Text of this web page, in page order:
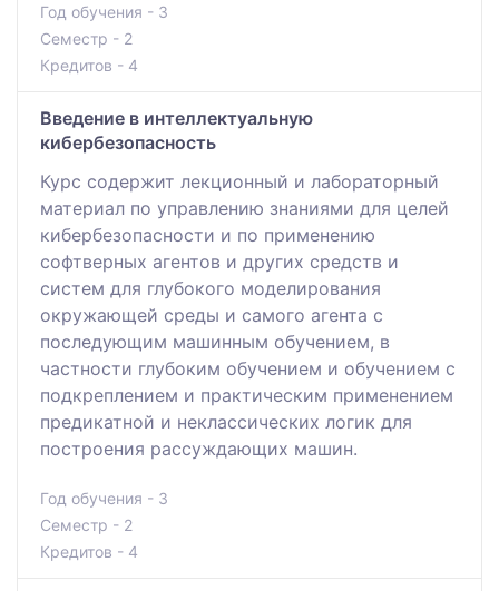
Год обучения - 3
Семестр - 2
Кредитов - 4
Введение в интеллектуальную
кибербезопасность
Курс содержит лекционный и лабораторный
материал по управлению знаниями для целей
кибербезопасности и по применению
софтверных агентов и других средств и
систем для глубокого моделирования
окружающей среды и самого агента с
последующим машинным обучением, в
частности глубоким обучением и обучением с
подкреплением и практическим применением
предикатной и неклассических логик для
построения рассуждающих машин.
Год обучения - 3
Семестр - 2
Кредитов - 4